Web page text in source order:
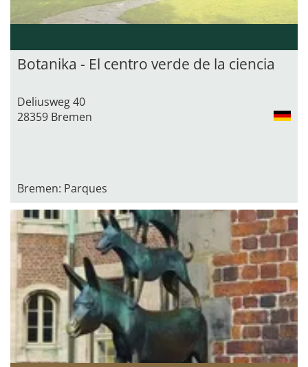
Botanika - El centro verde de la ciencia
Deliusweg 40
28359 Bremen
Bremen: Parques